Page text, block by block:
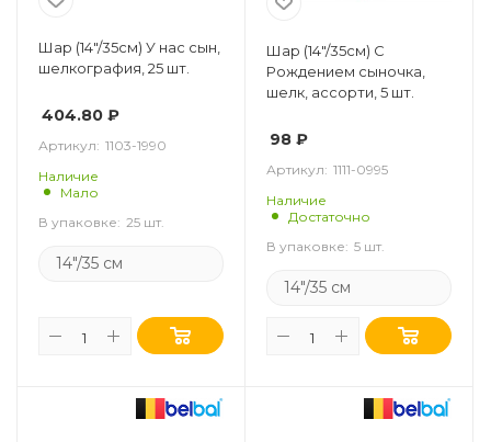
Шар (14"/35см) У нас сын,
шелкография, 25 шт.
404.80 ₽
Артикул: 1103-1990
Наличие
Мало
В упаковке: 25 шт.
14"/35 см
Шар (14"/35см) С
Рождением сыночка,
шелк, ассорти, 5 шт.
98 ₽
Артикул: 1111-0995
Наличие
Достаточно
В упаковке: 5 шт.
14"/35 см